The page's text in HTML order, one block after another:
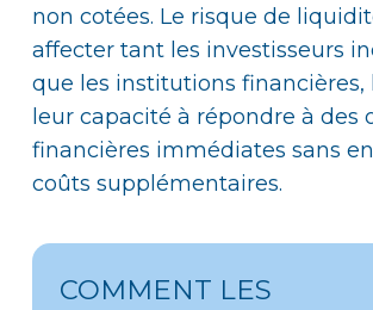
non cotées. Le risque de
affecter tant les investisseurs
que les institutions
leur capacité à répondre à des
financières immédiates sans
coûts supplémentaires.
COMMENT LES